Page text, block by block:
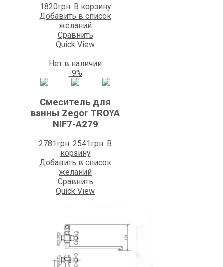
1820грн. В корзину
Добавить в список
желаний
Сравнить
Quick View
Нет в наличии
-9%
Смеситель для
ванны Zegоr TROYA
NIF7-A279
2781грн. Первоначальная
цена
составляла
2781грн..
2541 грн. Текущая
2541грн..
В
корзину
Добавить в список
желаний
Сравнить
Quick View